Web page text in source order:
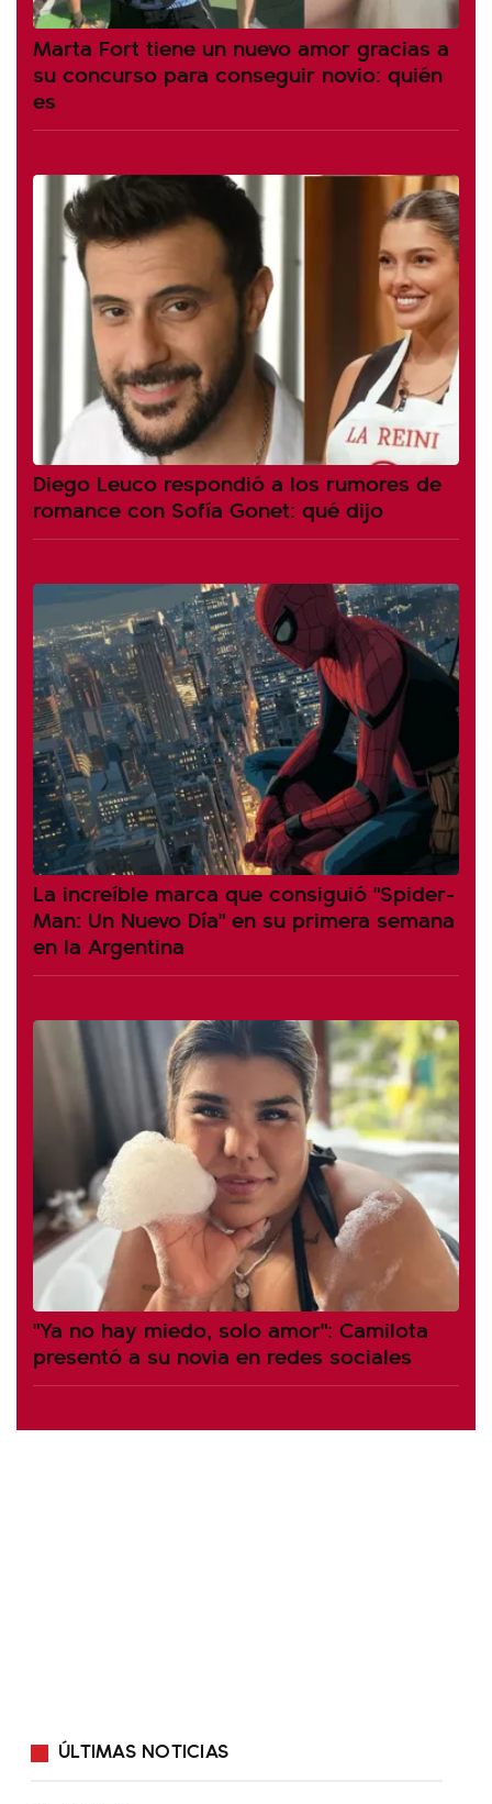
Marta Fort tiene un nuevo amor gracias a
su concurso para conseguir novio: quién
es
Diego Leuco respondió a los rumores de
romance con Sofía Gonet: qué dijo
La increíble marca que consiguió "Spider-
Man: Un Nuevo Día" en su primera semana
en la Argentina
"Ya no hay miedo, solo amor": Camilota
presentó a su novia en redes sociales
ÚLTIMAS NOTICIAS